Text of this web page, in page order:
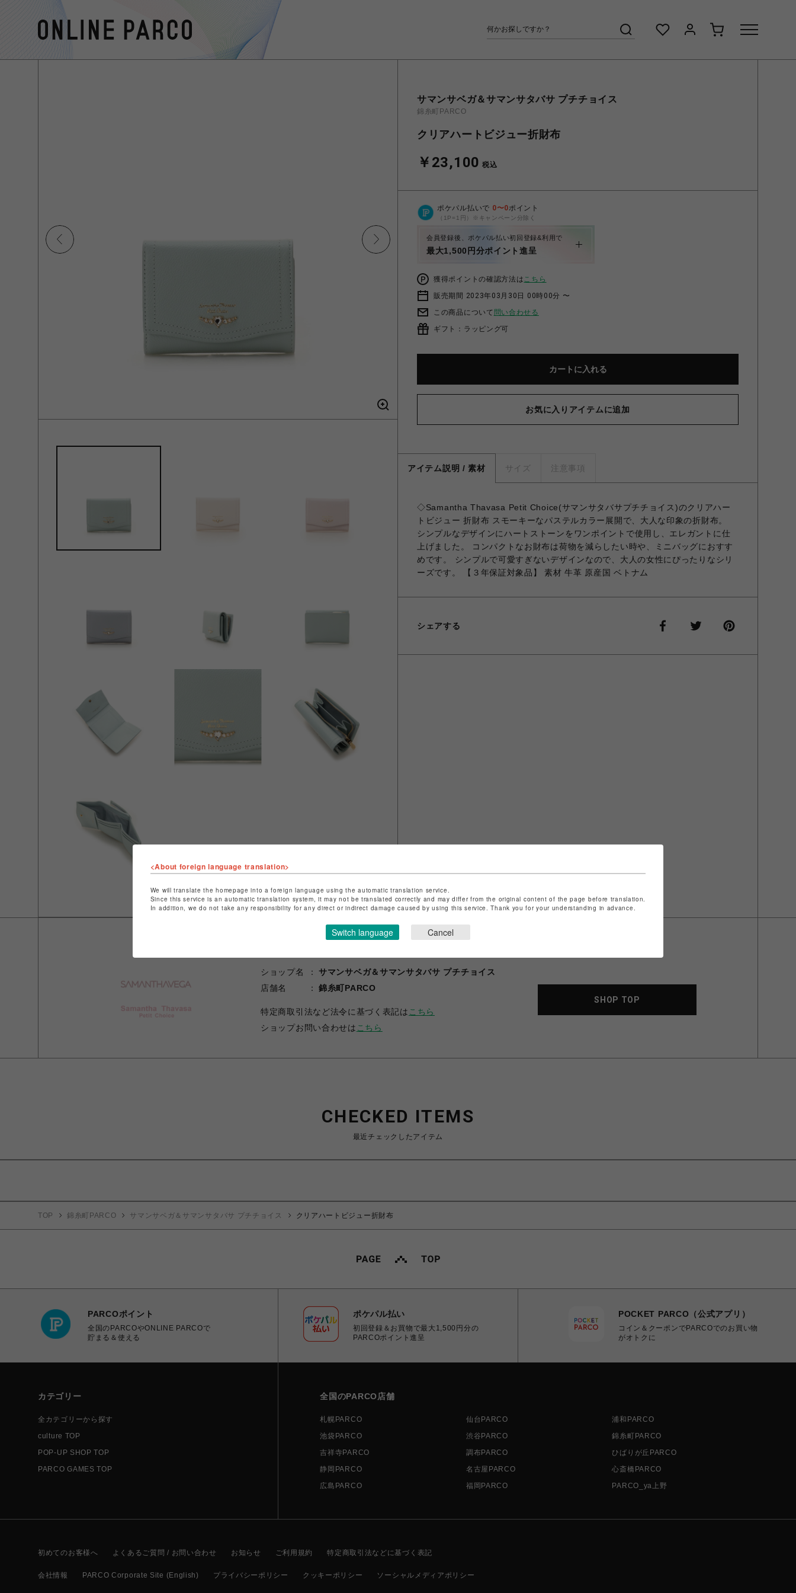
サマンサベガ＆サマンサタバサ プチチョイス
錦糸町PARCO
クリアハートビジュー折財布
￥23,100 税込
ポケパル払いで 0〜0ポイント
（1P=1円）※キャンペーン分除く
会員登録後、ポケパル払い初回登録&利用で
最大1,500円分ポイント進呈
獲得ポイントの確認方法はこちら
販売期間 2023年03月30日 00時00分 〜
この商品について 問い合わせる
ギフト：ラッピング可
カートに入れる
お気に入りアイテムに追加
アイテム説明 / 素材 サイズ 注意事項
◇Samantha Thavasa Petit Choice(サマンサタバサプチチョイス)のクリアハー
トビジュー 折財布 スモーキーなパステルカラー展開で、大人な印象の折財布。
シンプルなデザインにハートストーンをワンポイントで使用し、エレガントに仕
上げました。 コンパクトなお財布は荷物を減らしたい時や、ミニバッグにおすす
めです。 シンプルで可愛すぎないデザインなので、大人の女性にぴったりなシリ
ーズです。 【３年保証対象品】 素材 牛革 原産国 ベトナム
シェアする
ショップ名
サマンサベガ＆サマンサタバサ プチチョイス
店舗名
錦糸町PARCO
特定商取引法など法令に基づく表記は こちら
ショップお問い合わせは こちら
SHOP TOP
CHECKED ITEMS
最近チェックしたアイテム
TOP 錦糸町PARCO サマンサベガ＆サマンサタバサ プチチョイス クリアハートビジュー折財布
PARCOポイント
全国のPARCOやONLINE PARCOで
貯まる＆使える
ポケパル払い
初回登録＆お買物で最大1,500円分の
PARCOポイント進呈
POCKET PARCO（公式アプリ）
コイン＆クーポンでPARCOでのお買い物
がオトクに
カテゴリー
全カテゴリーから探す
culture TOP
POP-UP SHOP TOP
PARCO GAMES TOP
全国のPARCO店舗
札幌PARCO 仙台PARCO
浦和PARCO
池袋PARCO
渋谷PARCO
錦糸町PARCO
吉祥寺PARCO
調布PARCO
ひばりが丘PARCO
静岡PARCO
名古屋PARCO
心斎橋PARCO
広島PARCO
福岡PARCO PARCO_ya上野
初めてのお客様へ よくあるご質問 / お問い合わせ お知らせ ご利用規約 特定商取引法などに基づく表記
会社情報 PARCO Corporate Site (English) プライバシーポリシー クッキーポリシー ソーシャルメディアポリシー
<About foreign language translation>
We will translate the homepage into a foreign language using the automatic translation service.
Since this service is an automatic translation system, it may not be translated correctly and may differ from the original content of the page before translation.
In addition, we do not take any responsibility for any direct or indirect damage caused by using this service. Thank you for your understanding in advance.
Switch language Cancel